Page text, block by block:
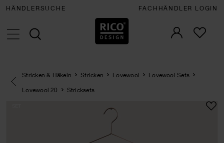
HÄNDLERSUCHE FACHHÄNDLER LOGIN
Eine Kategorie zurück navigieren
Stricken & Häkeln Stricken Lovewool
Lovewool Sets
Lovewool 20
Stricksets